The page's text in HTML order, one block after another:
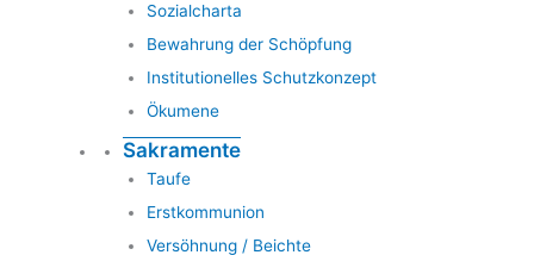
Sozialcharta
Bewahrung der Schöpfung
Institutionelles Schutzkonzept
Ökumene
Sakramente
Taufe
Erstkommunion
Versöhnung / Beichte